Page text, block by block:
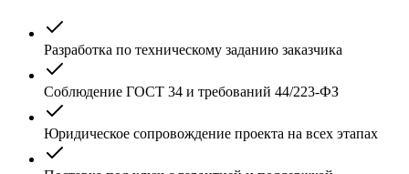
Разработка по техническому заданию заказчика
Соблюдение ГОСТ 34 и требований 44/223-ФЗ
Юридическое сопровождение проекта на всех этапах